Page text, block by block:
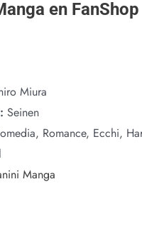
en FanShop
Miura
Seinen
Romance, Ecchi,
Manga